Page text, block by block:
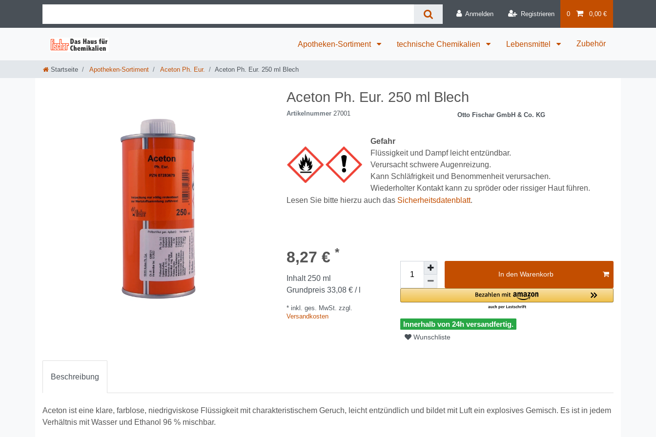
Anmelden Registrieren 0 0,00 €
Apotheken-Sortiment technische Chemikalien Lebensmittel Zubehör
Startseite Apotheken-Sortiment Aceton Ph. Eur. Aceton Ph. Eur. 250 ml Blech
Aceton Ph. Eur. 250 ml Blech
Artikelnummer 27001 Otto Fischar GmbH & Co. KG
Gefahr
Flüssigkeit und Dampf leicht entzündbar.
Verursacht schwere Augenreizung.
Kann Schläfrigkeit und Benommenheit verursachen.
Wiederholter Kontakt kann zu spröder oder rissiger Haut führen.
Lesen Sie bitte hierzu auch das Sicherheitsdatenblatt.
8,27 € *
Inhalt 250 ml
Grundpreis 33,08 € / l
* inkl. ges. MwSt. zzgl.
Versandkosten
In den Warenkorb
Innerhalb von 24h versandfertig.
Wunschliste
Beschreibung
Aceton ist eine klare, farblose, niedrigviskose Flüssigkeit mit charakteristischem Geruch, leicht entzündlich und bildet mit Luft ein explosives Gemisch. Es ist in jedem
Verhältnis mit Wasser und Ethanol 96 % mischbar.